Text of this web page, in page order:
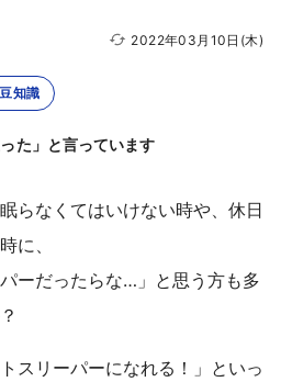
2022年03月10日(木)
知識
た」と言っています
らなくてはいけない時や、休日
に、
ーだったらな…」と思う方も多
スリーパーになれる！」といっ